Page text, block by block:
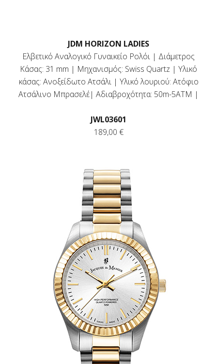
JDM HORIZON LADIES
Ελβετικό Αναλογικό Γυναικείο Ρολόι | Διάμετρος
Κάσας: 31 mm | Μηχανισμός: Swiss Quartz | Υλικό
κάσας: Ανοξείδωτο Ατσάλι | Υλικό λουριού: Ατόφιο
Ατσάλινο Μπρασελέ| Αδιαβροχότητα: 50m-5ΑΤΜ |
JWL03601
189,00 €